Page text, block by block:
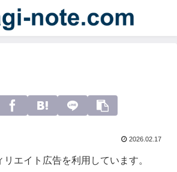
2026.02.17
エイト広告を利用しています。